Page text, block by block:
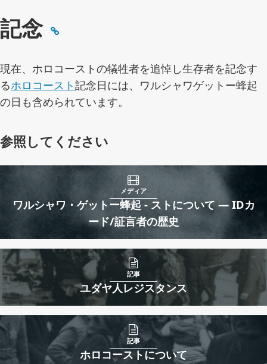
記念
現在、ホロコーストの犠牲者を追悼し生存者を記念す
るホロコースト記念日には、ワルシャワゲットー蜂起
の日も含められています。
参照してください
ワルシャワ・ゲットー蜂起 - ストについて — IDカ
ード/証言者の歴史
メディア
ユダヤ人レジスタンス
記事
ホロコーストについて
記事